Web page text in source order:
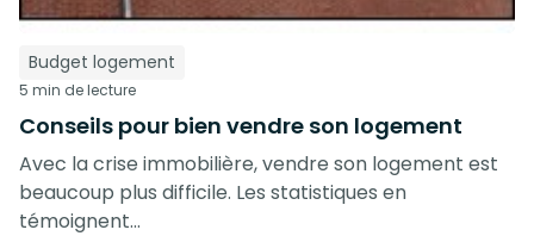
Budget logement
5 min de lecture
Conseils pour bien vendre son logement
Avec la crise immobilière, vendre son logement est
beaucoup plus difficile. Les statistiques en
témoignent...